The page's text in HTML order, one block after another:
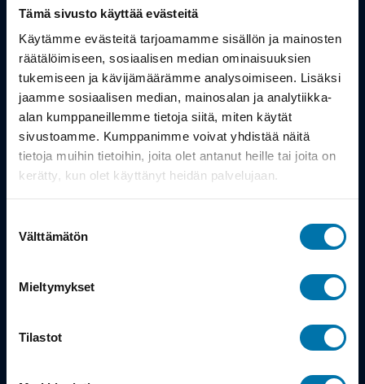
Tämä sivusto käyttää evästeitä
Käytämme evästeitä tarjoamamme sisällön ja mainosten
räätälöimiseen, sosiaalisen median ominaisuuksien
tukemiseen ja kävijämäärämme analysoimiseen. Lisäksi
jaamme sosiaalisen median, mainosalan ja analytiikka-
alan kumppaneillemme tietoja siitä, miten käytät
sivustoamme. Kumppanimme voivat yhdistää näitä
tietoja muihin tietoihin, joita olet antanut heille tai joita on
kerätty, kun olet käyttänyt heidän palvelujaan.
valinta
Välttämätön
Mieltymykset
Tilastot
Työsuhdepyörä
Info
Toimitus
Takuu ja palautukset